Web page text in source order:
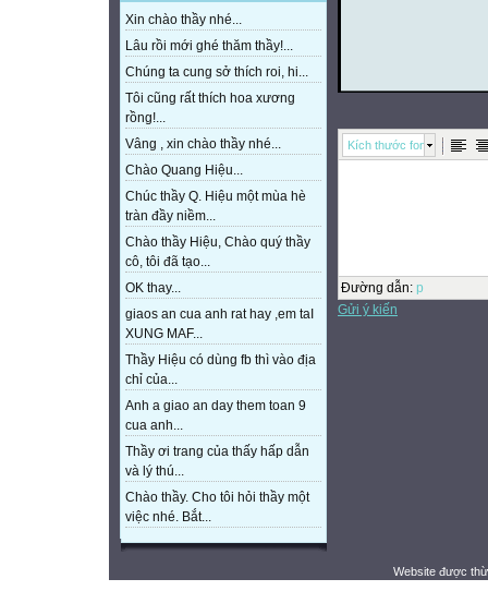
Xin chào thầy nhé...
Lâu rồi mới ghé thăm thầy!...
Chúng ta cung sở thích roi, hi...
Tôi cũng rất thích hoa xương
rồng!...
Vâng , xin chào thầy nhé...
Chào Quang Hiệu...
Chúc thầy Q. Hiệu một mùa hè
tràn đầy niềm...
Chào thầy Hiệu, Chào quý thầy
cô, tôi đã tạo...
OK thay...
giaos an cua anh rat hay ,em taI
XUNG MAF...
Thầy Hiệu có dùng fb thì vào địa
chỉ của...
Anh a giao an day them toan 9
cua anh...
Thầy ơi trang của thấy hấp dẫn
và lý thú...
Chào thầy. Cho tôi hỏi thầy một
việc nhé. Bắt...
Kích thước font
Đường dẫn: p
Gửi ý kiến
Website được